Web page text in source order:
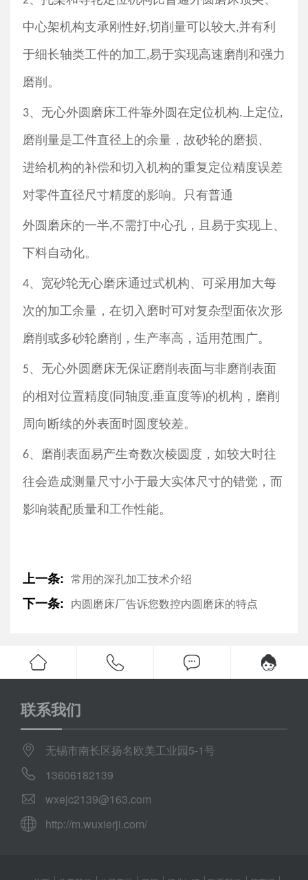
中心架机构支承刚性好,切削量可以较大,并有利
于细长轴类工件的加工,易于实现高速磨削和强力
磨削。
3、无心外圆磨床工件靠外圆在定位机构.上定位,
磨削量是工件直径上的余量，故砂轮的磨损、
进给机构的补偿和切入机构的重复定位精度误差
对零件直径尺寸精度的影响。只有普通
外圆磨床的一半,不需打中心孔，且易于实现上、
下料自动化。
4、宽砂轮无心磨床通过式机构、可采用加大每
次的加工余量，在切入磨时可对复杂型面依次形
磨削或多砂轮磨削，生产率高，适用范围广。
5、无心外圆磨床无保证磨削表面与非磨削表面
的相对位置精度(同轴度,垂直度等)的机构，磨削
周向断续的外表面时圆度较差。
6、磨削表面易产生奇数次棱圆度，如较大时往
往会造成测量尺寸小于最大实体尺寸的错觉，而
影响装配质量和工作性能。
上一条: 常用的深孔加工技术介绍
下一条: 内圆磨床厂告诉您数控内圆磨床的特点
联系我们
无锡市南长区扬名欧美工业园5-1号
13606182139
wxejc2139@163.com
http://m.wuxierji.com/